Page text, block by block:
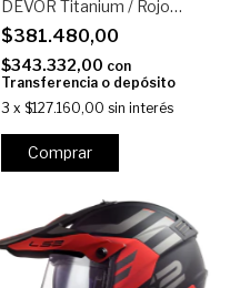
DEVOR Titanium / Rojo
Mate
$381.480,00
$343.332,00 con
Transferencia o depósito
3 x $127.160,00 sin interés
Comprar